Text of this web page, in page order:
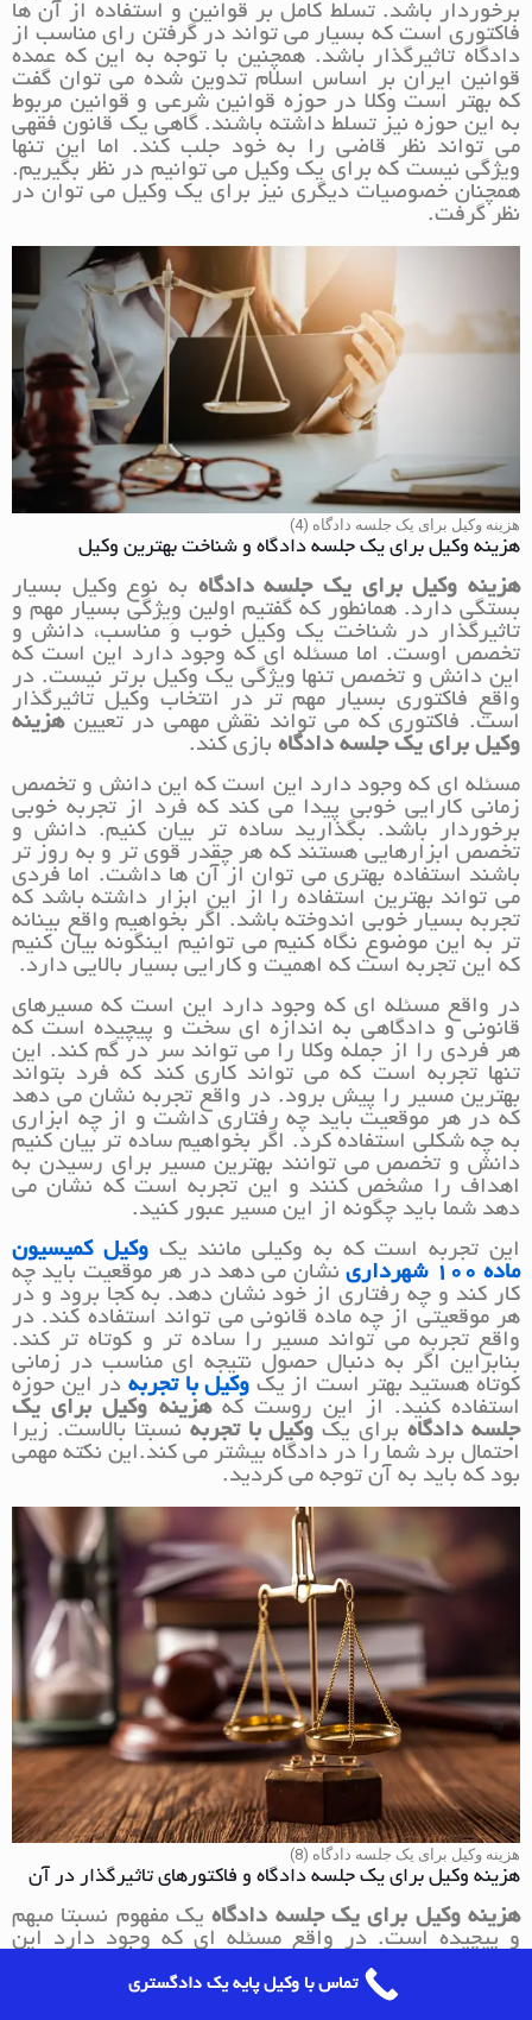
برخوردار باشد. تسلط کامل بر قوانین و استفاده از آن ها
فاکتوری است که بسیار می تواند در گرفتن رای مناسب از
دادگاه تاثیرگذار باشد. همچنین با توجه به این که عمده
قوانین ایران بر اساس اسلام تدوین شده می توان گفت
که بهتر است وکلا در حوزه قوانین شرعی و قوانین مربوط
به این حوزه نیز تسلط داشته باشند. گاهی یک قانون فقهی
می تواند نظر قاضی را به خود جلب کند. اما این تنها
ویژگی نیست که برای یک وکیل می توانیم در نظر بگیریم.
همچنان خصوصیات دیگری نیز برای یک وکیل می توان در
نظر گرفت.
هزینه وکیل برای یک جلسه دادگاه (4)
هزینه وکیل برای یک جلسه دادگاه و شناخت بهترین وکیل
هزینه وکیل برای یک جلسه دادگاه به نوع وکیل بسیار
بستگی دارد. همانطور که گفتیم اولین وِیژگی بسیار مهم و
تاثیرگذار در شناخت یک وکیل خوب و مناسب، دانش و
تخصص اوست. اما مسئله ای که وجود دارد این است که
این دانش و تخصص تنها ویژگی یک وکیل برتر نیست. در
واقع فاکتوری بسیار مهم تر در انتخاب وکیل تاثیرگذار
است. فاکتوری که می تواند نقش مهمی در تعیینهزینه
وکیل برای یک جلسه دادگاه بازی کند.
مسئله ای که وجود دارد این است که این دانش و تخصص
زمانی کارایی خوبی پیدا می کند که فرد از تجربه خوبی
برخوردار باشد. بگذارید ساده تر بیان کنیم. دانش و
تخصص ابزارهایی هستند که هر چقدر قوی تر و به روز تر
باشند استفاده بهتری می توان از آن ها داشت. اما فردی
می تواند بهترین استفاده را از این ابزار داشته باشد که
تجربه بسیار خوبی اندوخته باشد. اگر بخواهیم واقع بینانه
تر به این موضوع نگاه کنیم می توانیم اینگونه بیان کنیم
که این تجربه است که اهمیت و کارایی بسیار بالایی دارد.
در واقع مسئله ای که وجود دارد این است که مسیرهای
قانونی و دادگاهی به اندازه ای سخت و پیچیده است که
هر فردی را از جمله وکلا را می تواند سر در گم کند. این
تنها تجربه است که می تواند کاری کند که فرد بتواند
بهترین مسیر را پیش برود. در واقع تجربه نشان می دهد
که در هر موقعیت باید چه رفتاری داشت و از چه ابزاری
به چه شکلی استفاده کرد. اگر بخواهیم ساده تر بیان کنیم
دانش و تخصص می توانند بهترین مسیر برای رسیدن به
اهداف را مشخص کنند و این تجربه است که نشان می
دهد شما باید چگونه از این مسیر عبور کنید.
این تجربه است که به وکیلی مانند یکوکیل کمیسیون
ماده ۱۰۰ شهرداری
نشان می دهد در هر موقعیت باید چه
کار کند و چه رفتاری از خود نشان دهد. به کجا برود و در
هر موقعیتی از چه ماده قانونی می تواند استفاده کند. در
واقع تجربه می تواند مسیر را ساده تر و کوتاه تر کند.
بنابراین اگر به دنبال حصول نتیجه ای مناسب در زمانی
کوتاه هستید بهتر است از یک وکیل با تجربه در این حوزه
استفاده کنید. از این روست کههزینه وکیل برای یک
جلسه دادگاهبرای یک وکیل با تجربه نسبتا بالاست. زیرا
احتمال برد شما را در دادگاه بیشتر می کند.این نکته مهمی
بود که باید به آن توجه می کردید.
هزینه وکیل برای یک جلسه دادگاه (8)
هزینه وکیل برای یک جلسه دادگاه و فاکتورهای تاثیرگذار در آن
هزینه وکیل برای یک جلسه دادگاهیک مفهوم نسبتا مبهم
و پیچیده است. در واقع مسئله ای که وجود دارد این
است که همه چیز می تواند در تعیین
تاثیر گذار باشد. در این مقاله سراغ
فاکتورهایی رفتیم که شاید کمتر کسی به آن ها فکر می
تماس با وکیل پایه یک دادگستری